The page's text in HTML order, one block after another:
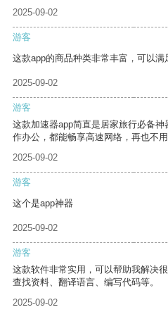
2025-09-02
游客
这款app的商品种类非常丰富，可以满
2025-09-02
游客
这款加速器app简直是居家旅行必备
作办公，都能畅享高速网络，再也不用
2025-09-02
游客
这个是app神器
2025-09-02
游客
这款软件非常实用，可以帮助我解决
查找资料、翻译语言、编写代码等。
2025-09-02